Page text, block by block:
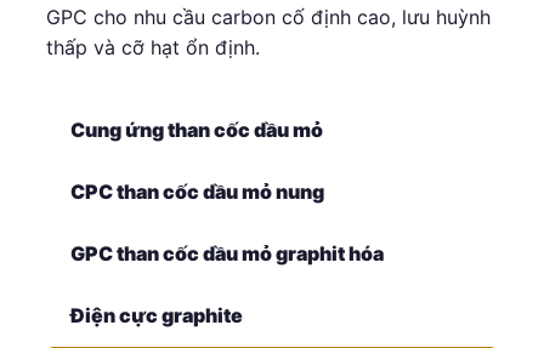
GPC cho nhu cầu carbon cố định cao, lưu huỳnh
thấp và cỡ hạt ổn định.
Cung ứng than cốc dầu mỏ
CPC than cốc dầu mỏ nung
GPC than cốc dầu mỏ graphit hóa
Điện cực graphite